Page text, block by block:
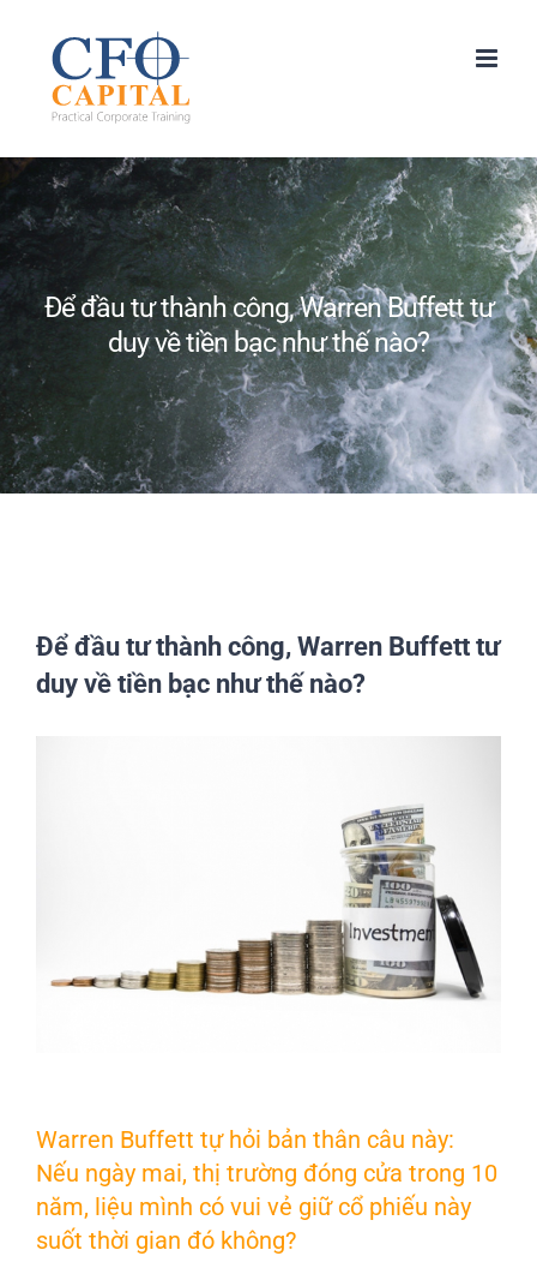
content
Để đầu tư thành công, Warren Buffett tư
duy về tiền bạc như thế nào?
Để đầu tư thành công, Warren Buffett tư
duy về tiền bạc như thế nào?
Warren Buffett tự hỏi bản thân câu này:
Nếu ngày mai, thị trường đóng cửa trong 10
năm, liệu mình có vui vẻ giữ cổ phiếu này
suốt thời gian đó không?